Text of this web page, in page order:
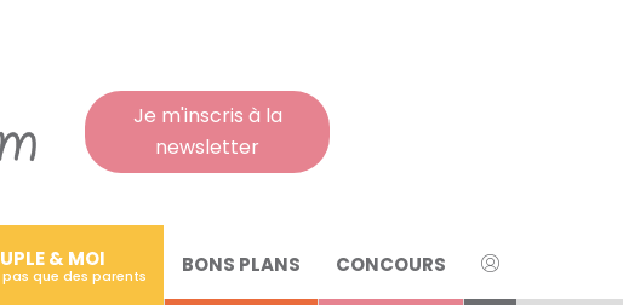
Je m'inscris à la
newsletter
& MOI
que des parents BONS PLANS CONCOURS